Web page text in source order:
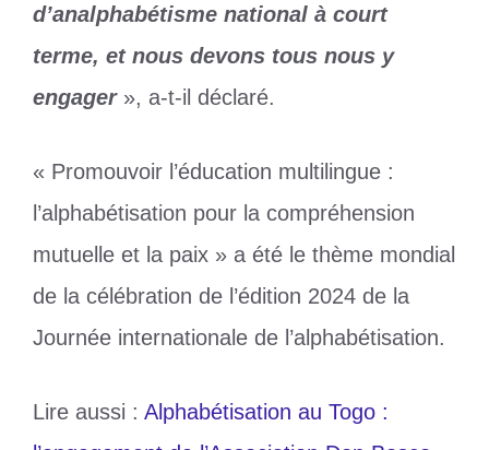
d’analphabétisme national à court
terme, et nous devons tous nous y
engager», a-t-il déclaré.
« Promouvoir l’éducation multilingue :
l’alphabétisation pour la compréhension
mutuelle et la paix » a été le thème mondial
de la célébration de l’édition 2024 de la
Journée internationale de l’alphabétisation.
Lire aussi : Alphabétisation au Togo :